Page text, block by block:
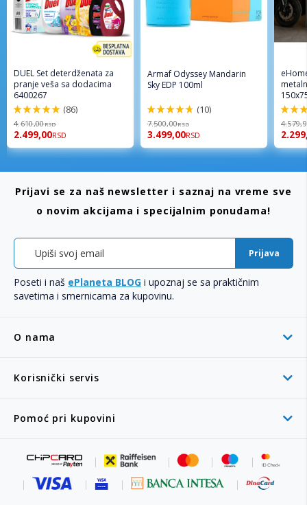
DUEL Set deterdženata za
pranje veša sa dodacima
6400267
98%
(86)
4.610,00RSD
2.499,00RSD
Armaf Odyssey Mandarin
Sky EDP 100ml
94%
(10)
7.500,00RSD
3.499,00RSD
96%
O nama
Korisnički servis
Pomoć pri kupovini
Prijavi se za naš newsletter i saznaj na vreme sve
o novim akcijama i specijalnim ponudama!
Prijava
Poseti i naš ePlaneta BLOG i upoznaj se sa praktičnim
savetima i smernicama za kupovinu.